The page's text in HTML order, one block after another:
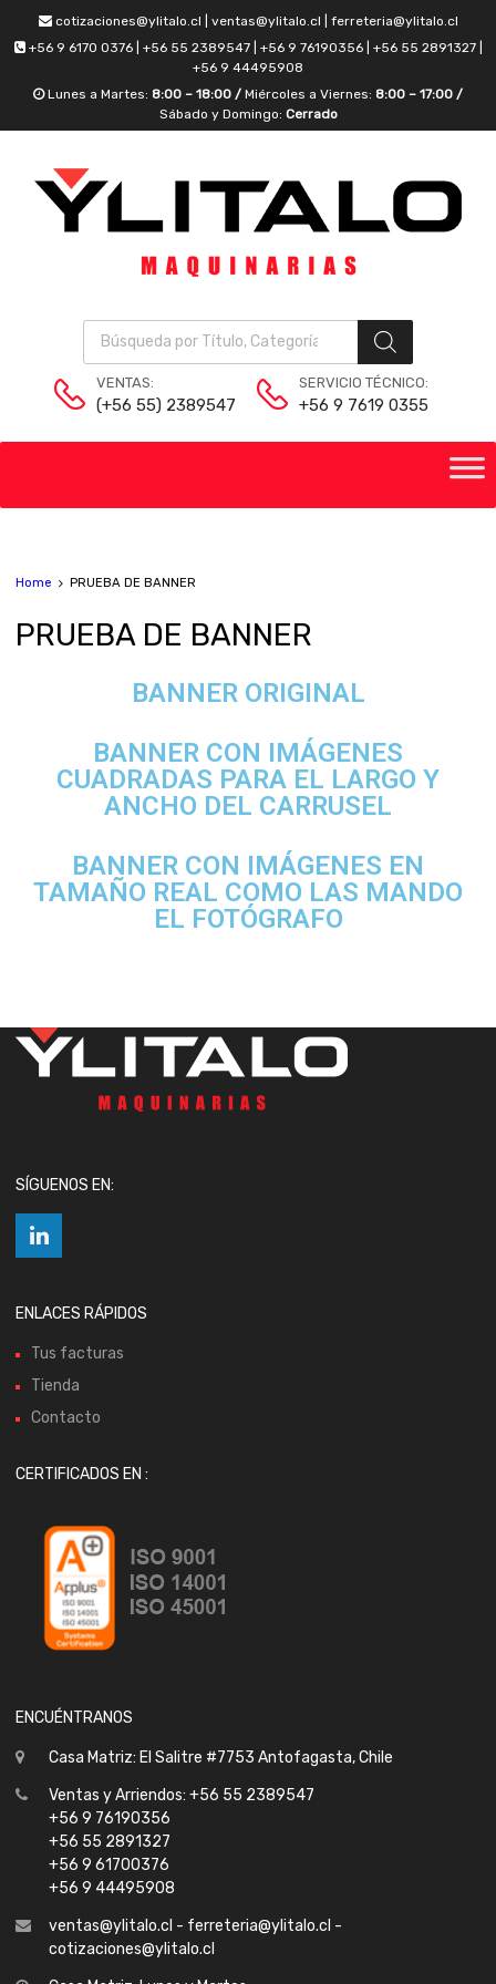
cotizaciones@ylitalo.cl | ventas@ylitalo.cl | ferreteria@ylitalo.cl
+56 9 6170 0376 | +56 55 2389547 | +56 9 76190356 | +56 55 2891327 |
+56 9 44495908
Lunes a Martes: 8:00 – 18:00 / Miércoles a Viernes: 8:00 – 17:00 /
Sábado y Domingo: Cerrado
VENTAS:
(+56 55) 2389547
SERVICIO TÉCNICO:
+56 9 7619 0355
Home PRUEBA DE BANNER
PRUEBADE BANNER
BANNER ORIGINAL
BANNER CON IMÁGENES
CUADRADAS PARA EL LARGO Y
ANCHO DEL CARRUSEL
BANNER CON IMÁGENES EN
TAMAÑO REAL COMO LAS MANDO
EL FOTÓGRAFO
SÍGUENOS EN:
ENLACES RÁPIDOS
Tus facturas
Tienda
Contacto
CERTIFICADOS EN :
ENCUÉNTRANOS
Casa Matriz: El Salitre #7753 Antofagasta, Chile
Ventas y Arriendos: +56 55 2389547
+56 9 76190356
+56 55 2891327
+56 9 61700376
+56 9 44495908
ventas@ylitalo.cl - ferreteria@ylitalo.cl -
cotizaciones@ylitalo.cl